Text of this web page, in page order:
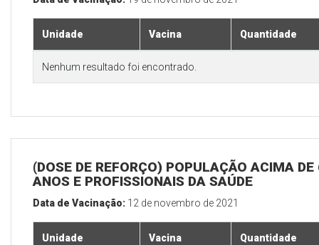
Unidade Vacina Quantidade
Nenhum resultado foi encontrado.
(DOSE DE REFORÇO) POPULAÇÃO ACIMA DE
ANOS E PROFISSIONAIS DA SAÚDE
Data de Vacinação: 12 de novembro de 2021
Unidade Vacina Quantidade